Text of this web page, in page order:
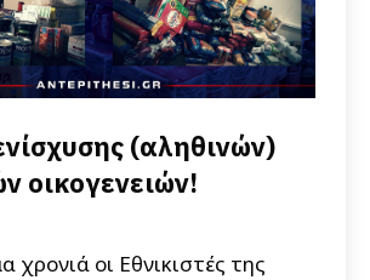
(αληθινών)
οικογενειών!
χρονιά οι Εθνικιστές της